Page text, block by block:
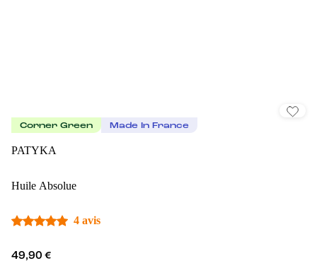
Corner Green Made In France
PATYKA
Huile Absolue
4 avis
49,90 €